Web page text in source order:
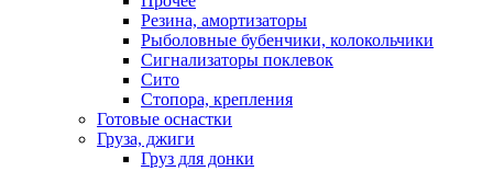
Резина, амортизаторы
Рыболовные бубенчики, колокольчики
Сигнализаторы поклевок
Сито
Стопора, крепления
Готовые оснастки
Груза, джиги
Груз для донки